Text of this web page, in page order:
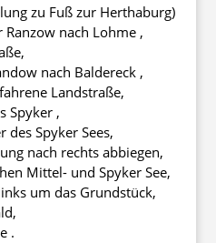
zu Fuß zur Herthaburg)
nach Lohme ,
nach Baldereck ,
Landstraße,
Spyker ,
Spyker Sees,
nach rechts abbiegen,
Mittel- und Spyker See,
um das Grundstück,
.